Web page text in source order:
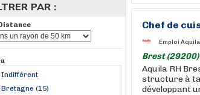
PAR :
Indifférent
Bretagne (15)
Chef de
Emploi Aquila
Brest (29200)
Aquila RH
structure à
développant